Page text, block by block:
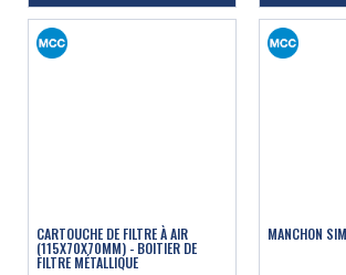
CARTOUCHE DE FILTRE À AIR
(115X70X70MM) - BOITIER DE
FILTRE MÉTALLIQUE
MANCHON